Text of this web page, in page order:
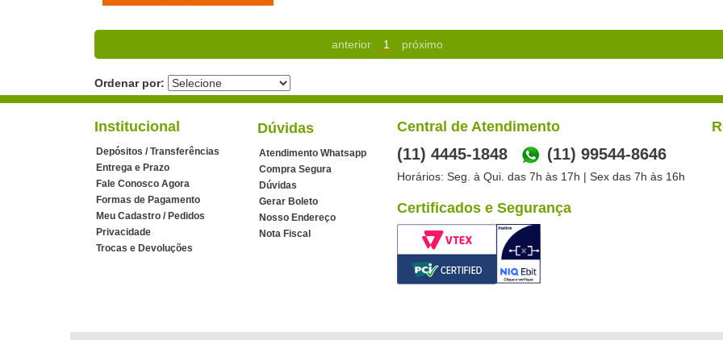
anterior 1 próximo
Ordenar por:
Institucional
Depósitos / Transferências
Entrega e Prazo
Fale Conosco Agora
Formas de Pagamento
Meu Cadastro / Pedidos
Privacidade
Trocas e Devoluções
Dúvidas
Atendimento Whatsapp
Compra Segura
Dúvidas
Gerar Boleto
Nosso Endereço
Nota Fiscal
Central de Atendimento
(11) 4445-1848 (11) 99544-8646
Horários: Seg. à Qui. das 7h às 17h | Sex das 7h às 16h
Certificados e Segurança